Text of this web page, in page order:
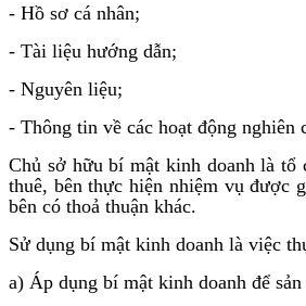
- Hồ sơ cá nhân;
- Tài liệu hướng dẫn;
- Nguyên liệu;
- Thông tin về các hoạt động nghiên
Chủ sở hữu bí mật kinh doanh là tổ
thuê, bên thực hiện nhiệm vụ được
bên có thoả thuận khác.
Sử dụng bí mật kinh doanh là việc
a) Áp dụng bí mật kinh doanh để